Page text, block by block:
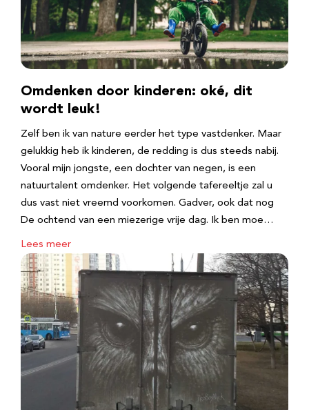
Omdenken door kinderen: oké, dit
wordt leuk!
Zelf ben ik van nature eerder het type vastdenker. Maar
gelukkig heb ik kinderen, de redding is dus steeds nabij.
Vooral mijn jongste, een dochter van negen, is een
natuurtalent omdenker. Het volgende tafereeltje zal u
dus vast niet vreemd voorkomen. Gadver, ook dat nog
De ochtend van een miezerige vrije dag. Ik ben moe…
Lees meer